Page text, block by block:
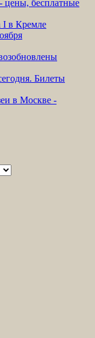
цены, бесплатные
I в Кремле
Билеты
в Москве -